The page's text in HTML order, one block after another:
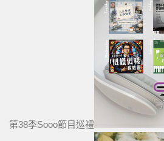
第38季Sooo節目巡禮